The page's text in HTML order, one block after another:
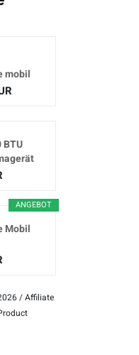
mobil
BTU
ANGEBOT
Mobil
/ Affiliate